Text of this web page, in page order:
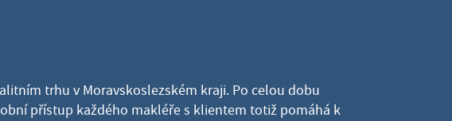
trhu v Moravskoslezském kraji. Po celou dobu
přístup každého makléře s klientem totiž pomáhá k